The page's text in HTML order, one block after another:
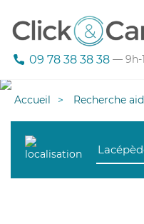
09 78 38 38 38 — 9h-
Accueil Recherche